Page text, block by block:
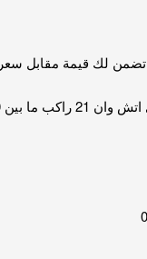
لك قيمة مقابل سعر